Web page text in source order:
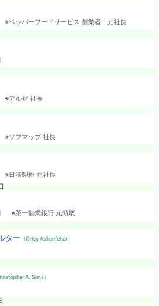
※ペッパーフードサービス 創業者・元社長
※アルゼ 社長
※ソフマップ 社長
※日清製粉 元社長
※第一勧業銀行 元頭取
ター （Orley Ashenfelter）
A. Sims）